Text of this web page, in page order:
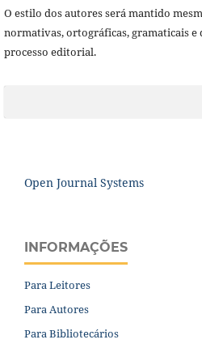
O estilo dos autores será mantido
normativas, ortográficas, gramaticais e
processo editorial.
Open Journal Systems
INFORMAÇÕES
Para Leitores
Para Autores
Para Bibliotecários